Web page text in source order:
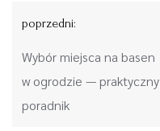
Nawigacja
poprzedni:
Wybór miejsca na basen
w ogrodzie — praktyczny
poradnik